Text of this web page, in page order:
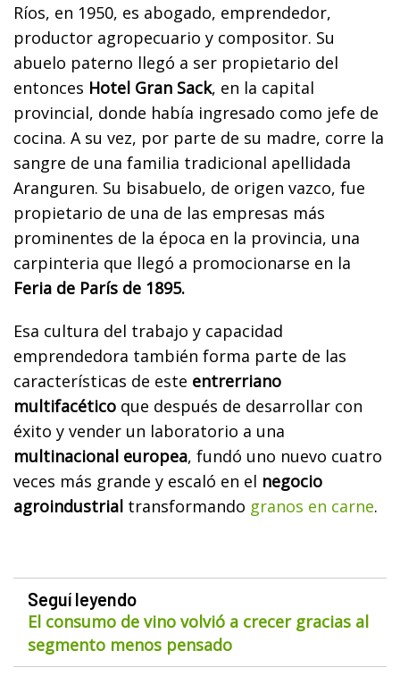
Ríos, en 1950, es abogado, emprendedor,
productor agropecuario y compositor. Su
abuelo paterno llegó a ser propietario del
entonces Hotel Gran Sack, en la capital
provincial, donde había ingresado como jefe de
cocina. A su vez, por parte de su madre, corre la
sangre de una familia tradicional apellidada
Aranguren. Su bisabuelo, de origen vazco, fue
propietario de una de las empresas más
prominentes de la época en la provincia, una
carpinteria que llegó a promocionarse en la
Feria de París de 1895.
Esa cultura del trabajo y capacidad
emprendedora también forma parte de las
características de este entrerriano
multifacético que después de desarrollar con
éxito y vender un laboratorio a una
multinacional europea, fundó uno nuevo cuatro
veces más grande y escaló en el negocio
agroindustrial transformando granos en carne.
Seguí leyendo
El consumo de vino volvió a crecer gracias al
segmento menos pensado